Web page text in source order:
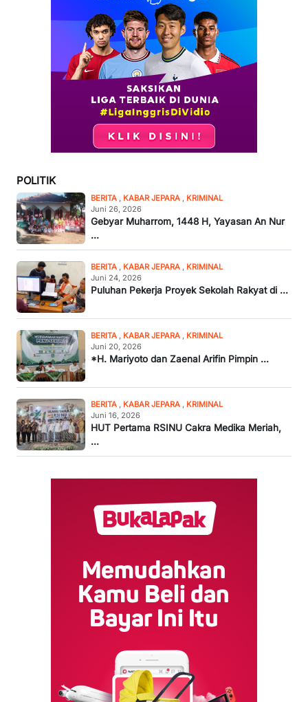
POLITIK
BERITA , KABAR JEPARA , KRIMINAL
Juni 26, 2026
Gebyar Muharrom, 1448 H, Yayasan An Nur
...
BERITA , KABAR JEPARA , KRIMINAL
Juni 24, 2026
Puluhan Pekerja Proyek Sekolah Rakyat di ...
BERITA , KABAR JEPARA , KRIMINAL
Juni 20, 2026
*H. Mariyoto dan Zaenal Arifin Pimpin ...
BERITA , KABAR JEPARA , KRIMINAL
Juni 16, 2026
HUT Pertama RSINU Cakra Medika Meriah,
...